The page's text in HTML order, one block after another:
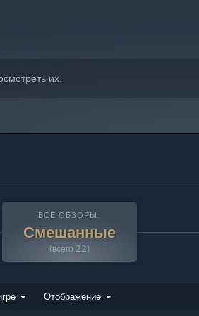
их.
ВСЕ ОБЗОРЫ:
Смешанные
(всего 22)
Отображение